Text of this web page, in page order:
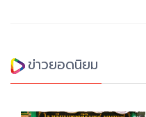
ข่าวยอดนิยม